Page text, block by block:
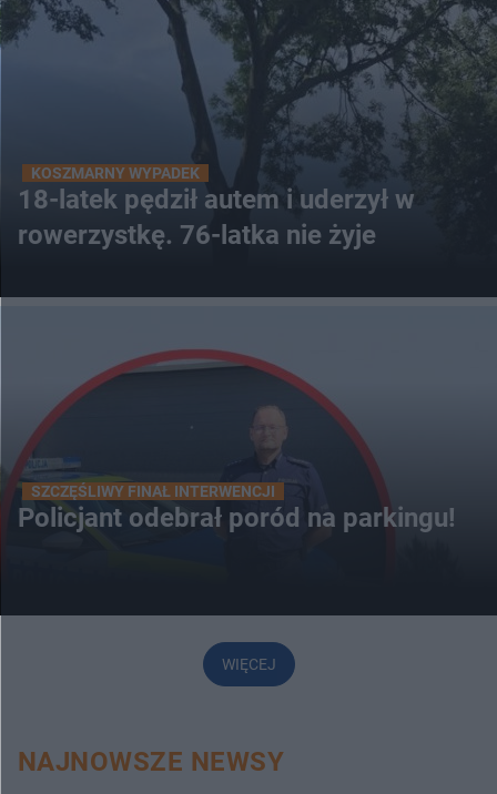
KOSZMARNY WYPADEK
18-latek pędził autem i uderzył w
rowerzystkę. 76-latka nie żyje
SZCZĘŚLIWY FINAŁ INTERWENCJI
Policjant odebrał poród na parkingu!
WIĘCEJ
NAJNOWSZE NEWSY